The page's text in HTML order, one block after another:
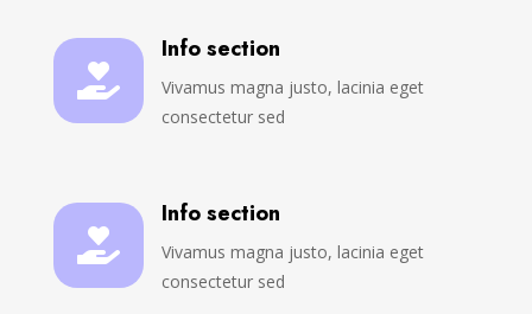

Info section
Vivamus magna justo, lacinia eget
consectetur sed

Info section
Vivamus magna justo, lacinia eget
consectetur sed